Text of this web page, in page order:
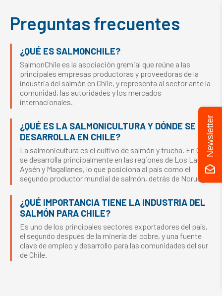
Preguntas frecuentes
¿QUÉ ES SALMONCHILE?
SalmonChile es la asociación gremial que reúne a las
principales empresas productoras y proveedoras de la
industria del salmón en Chile, y representa al sector ante la
comunidad, las autoridades y los mercados
internacionales.
¿QUÉ ES LA SALMONICULTURA Y DÓNDE SE
DESARROLLA EN CHILE?
La salmonicultura es el cultivo de salmón y trucha. En Chile
se desarrolla principalmente en las regiones de Los Lagos,
Aysén y Magallanes, lo que posiciona al país como el
segundo productor mundial de salmón, detrás de Noruega.
¿QUÉ IMPORTANCIA TIENE LA INDUSTRIA DEL
SALMÓN PARA CHILE?
Es uno de los principales sectores exportadores del país,
el segundo después de la minería del cobre, y una fuente
clave de empleo y desarrollo para las comunidades del sur
de Chile.
Newsletter